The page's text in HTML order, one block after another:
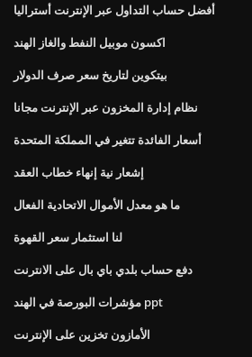
أفضل حساب التداول عبر الإنترنت أستراليا
اكسون موبيل النفط والغاز الهند
بيتكوين لتاريخ سعر صرف الدولار
نظام إدارة المخزون عبر الإنترنت مجانا
أسعار الفائدة تتغير في المملكة المتحدة
إشعار نية إنهاء خطاب العقد
ما هو معدل الأموال الاتحادية الفعال
لنا استثمار سعر القهوة
دفع حساب بلدي باي بال على الانترنت
مؤشرات البورصة في الهند ppt
الأمازون تخزين على الإنترنت